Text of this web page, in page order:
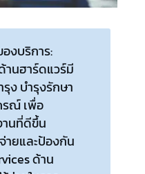
งบริการ:
านฮาร์ดแวร์มี
ง บำรุงรักษา
รณ์ เพื่อ
านที่ดีขึ้น
ายและป้องกัน
ด้าน